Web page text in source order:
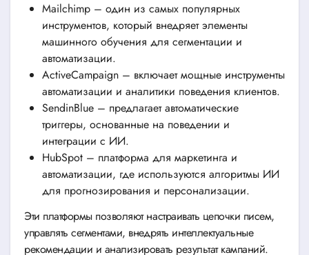
Mailchimp – один из самых популярных
инструментов, который внедряет элементы
машинного обучения для сегментации и
автоматизации.
ActiveCampaign – включает мощные инструменты
автоматизации и аналитики поведения клиентов.
SendinBlue – предлагает автоматические
триггеры, основанные на поведении и
интеграции с ИИ.
HubSpot – платформа для маркетинга и
автоматизации, где используются алгоритмы ИИ
для прогнозирования и персонализации.
Эти платформы позволяют настраивать цепочки писем,
управлять сегментами, внедрять интеллектуальные
рекомендации и анализировать результат кампаний.